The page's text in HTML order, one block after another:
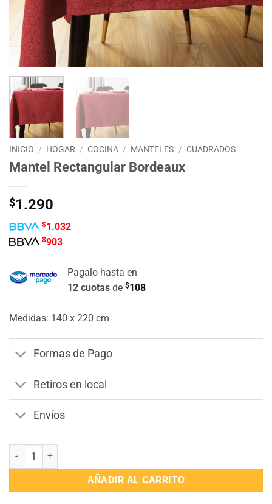
INICIO / HOGAR / COCINA / MANTELES / CUADRADOS
Mantel Rectangular Bordeaux
$1.290
$1.032
$903
Pagalo hasta en
12 cuotas de $108
Medidas: 140 x 220 cm
Formas de Pago
Retiros en local
Envíos
Mantel Rectangular Bordeaux cantidad
AÑADIR AL CARRITO